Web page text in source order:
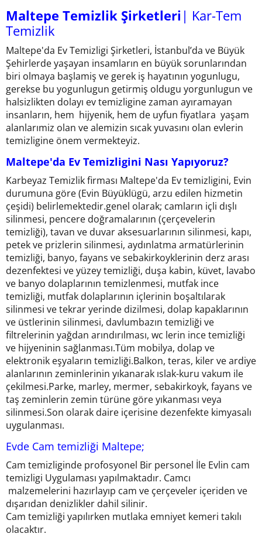
Maltepe Temizlik Şirketleri | Kar-Tem
Temizlik
Maltepe'da Ev Temizligi Şirketleri, İstanbul’da ve Büyük
Şehirlerde yaşayan insamların en büyük sorunlarından
biri olmaya başlamiş ve gerek iş hayatının yogunlugu,
gerekse bu yogunlugun getirmiş oldugu yorgunlugun ve
halsizlikten dolayı ev temizligine zaman ayıramayan
insanların, hem hijyenik, hem de uyfun fiyatlara yaşam
alanlarımiz olan ve alemizin sıcak yuvasını olan evlerin
temizligine önem vermekteyiz.
Maltepe'da Ev Temizligini Nası Yapıyoruz?
Karbeyaz Temizlik firması Maltepe'da Ev temizligini, Evin
durumuna göre (Evin Büyüklügü, arzu edilen hizmetin
çeşidi) belirlemektedir.genel olarak; camların içli dışlı
silinmesi, pencere doğramalarının (çerçevelerin
temizliği), tavan ve duvar aksesuarlarının silinmesi, kapı,
petek ve prizlerin silinmesi, aydınlatma armatürlerinin
temizliği, banyo, fayans ve sebakirkoyklerinin derz arası
dezenfektesi ve yüzey temizliği, duşa kabin, küvet, lavabo
ve banyo dolaplarının temizlenmesi, mutfak ince
temizliği, mutfak dolaplarının içlerinin boşaltılarak
silinmesi ve tekrar yerinde dizilmesi, dolap kapaklarının
ve üstlerinin silinmesi, davlumbazın temizliği ve
filtrelerinin yağdan arındırılması, wc lerin ince temizliği
ve hijyeninin sağlanması.Tüm mobilya, dolap ve
elektronik eşyaların temizliği.Balkon, teras, kiler ve ardiye
alanlarının zeminlerinin yıkanarak ıslak-kuru vakum ile
çekilmesi.Parke, marley, mermer, sebakirkoyk, fayans ve
taş zeminlerin zemin türüne göre yıkanması veya
silinmesi.Son olarak daire içerisine dezenfekte kimyasalı
uygulanması.
Evde Cam temizliği Maltepe;
Cam temizliginde profosyonel Bir personel İle Evlin cam
temizligi Uygulaması yapılmaktadır. Camcı
malzemelerini hazırlayıp cam ve çerçeveler içeriden ve
dışarıdan denizlikler dahil silinir.
Cam temizliği yapılırken mutlaka emniyet kemeri takılı
olacaktır.